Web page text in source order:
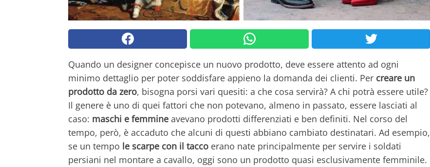
Quando un designer concepisce un nuovo prodotto, deve essere attento ad ogni
minimo dettaglio per poter soddisfare appieno la domanda dei clienti. Per creare un
prodotto da zero, bisogna porsi vari quesiti: a che cosa servirà? A chi potrà essere utile?
Il genere è uno di quei fattori che non potevano, almeno in passato, essere lasciati al
caso: maschi e femmine avevano prodotti differenziati e ben definiti. Nel corso del
tempo, però, è accaduto che alcuni di questi abbiano cambiato destinatari. Ad esempio,
se un tempo le scarpe con il tacco erano nate principalmente per servire i soldati
persiani nel montare a cavallo, oggi sono un prodotto quasi esclusivamente femminile.